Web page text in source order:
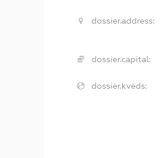
dossier.address:
dossier.capital:
dossier.kveds: